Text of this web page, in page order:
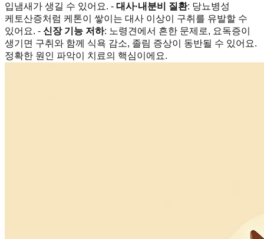
입냄새가 생길 수 있어요. - 대사·내분비 질환: 당뇨병성
케토산증처럼 케톤이 쌓이는 대사 이상이 구취를 유발할 수
있어요. - 신장 기능 저하: 노령견에서 흔한 문제로, 요독증이
생기면 구취와 함께 식욕 감소, 졸림 증상이 동반될 수 있어요.
정확한 원인 파악이 치료의 핵심이에요.